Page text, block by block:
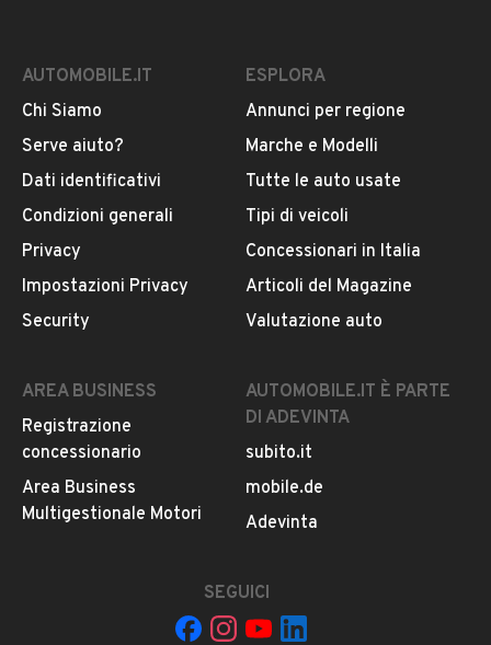
Pubblicità
DESCRIZIONE
VEICOLO PROVENIENZA NORD ITALIA
IMMATRICOLATA 1/18
KW 96
6 MERCE
EURO 6B
LUNGHEZZA 5.413 M
LARGHEZZA 2.050 M
LEGGI TUTTO
INFORMAZIONI VEICOLO
AUTOMOBILE.IT
Chi Siamo
Serve aiuto?
Dati identificativi
Condizioni generali
Privacy
Impostazioni Privacy
Security
ESPLORA
Annunci per regione
Marche e Modelli
Tutte le auto usate
Tipi di veicoli
Concessionari in Italia
Articoli del Magazine
Valutazione auto
AREA BUSINESS
Registrazione
concessionario
Area Business
Multigestionale Motori
AUTOMOBILE.IT È PARTE
DI ADEVINTA
subito.it
mobile.de
Adevinta
SEGUICI